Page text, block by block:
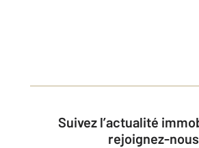
Suivez l’actualité immobilière et
rejoignez-nous